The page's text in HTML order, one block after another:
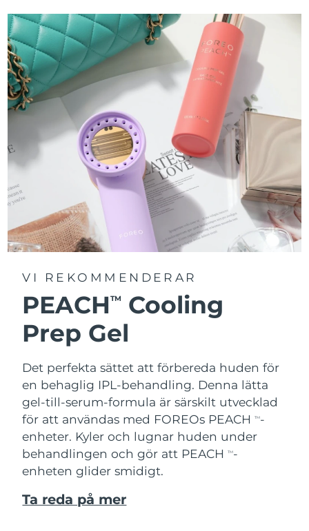
VI REKOMMENDERAR
PEACHTM
Cooling
Prep Gel
Det perfekta sättet att förbereda huden för
en behaglig IPL-behandling. Denna lätta
gel-till-serum-formula är särskilt utvecklad
för att användas med FOREOs PEACHTM-
enheter. Kyler och lugnar huden under
behandlingen och gör att PEACHTM-
enheten glider smidigt.
Ta reda på mer